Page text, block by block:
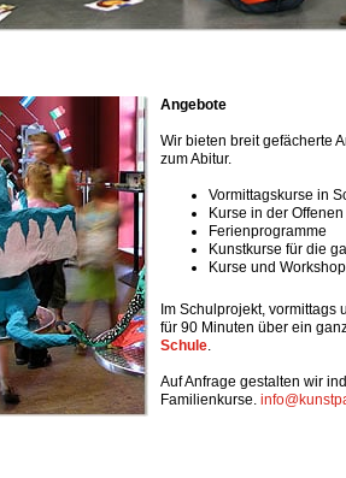
Angebote
Wir bieten breit gefächerte
zum Abitur.
Vormittagskurse in
Kurse in der
Ferienprogramme
Kunstkurse für die
Kurse und
Im Schulprojekt, vormittags
für 90 Minuten über ein
Schule.
Auf Anfrage gestalten wir
Familienkurse.